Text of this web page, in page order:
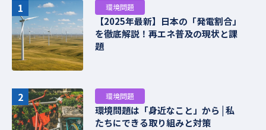
1 環境問題
【2025年最新】日本の「発電割合」
を徹底解説！再エネ普及の現状と課
題
2 環境問題
環境問題は「身近なこと」から | 私
たちにできる取り組みと対策